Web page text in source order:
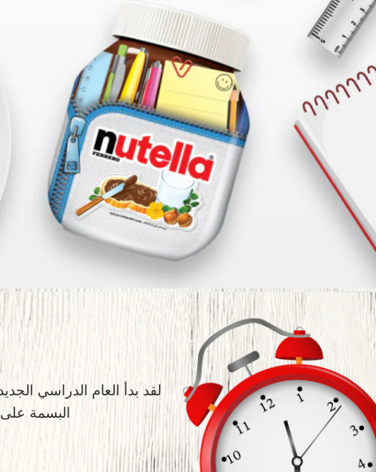
لقد بدأ العام الدراسي
البسمة